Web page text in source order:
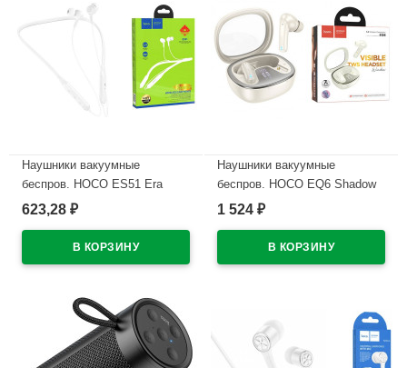
Наушники вакуумные
беспров. HOCO ES51 Era
sports цв.белый
623,28 ₽
Наушники вакуумные
беспров. HOCO EQ6 Shadow
true wireless BT headset
1 524 ₽